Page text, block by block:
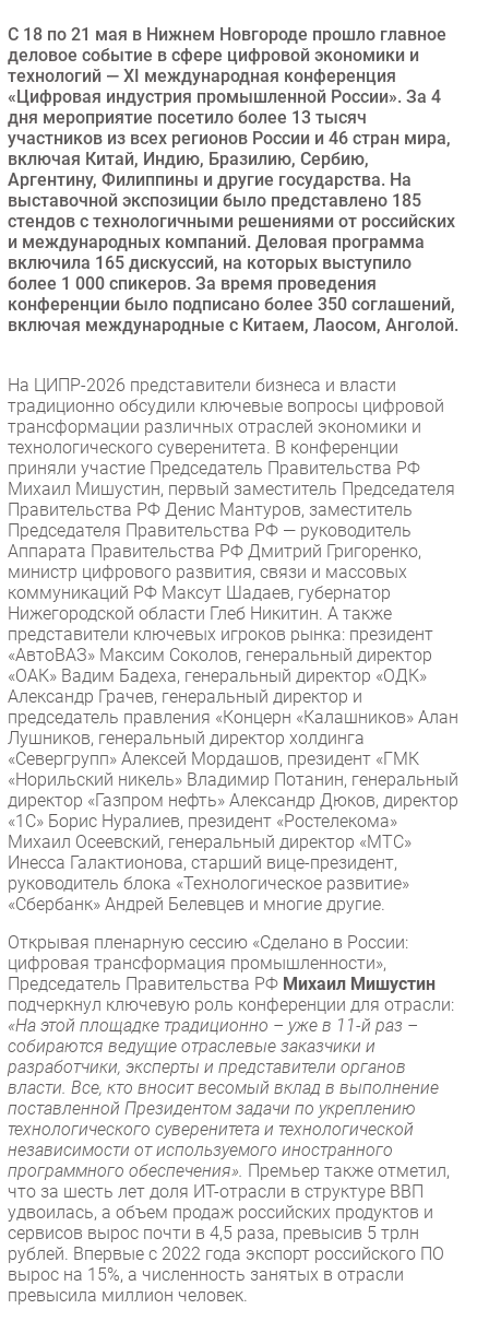
Гаджеты
Здоровье
РАЗДЕЛЫ
Новости
Аналитика
Интервью
Мероприятия
Проекты
IT класс
Каталог компаний
С 18 по 21 мая в Нижнем Новгороде прошло главное
деловое событие в сфере цифровой экономики и
технологий — XI международная конференция
«Цифровая индустрия промышленной России». За 4
дня мероприятие посетило более 13 тысяч
участников из всех регионов России и 46 стран мира,
включая Китай, Индию, Бразилию, Сербию,
Аргентину, Филиппины и другие государства. На
выставочной экспозиции было представлено 185
стендов с технологичными решениями от российских
и международных компаний. Деловая программа
включила 165 дискуссий, на которых выступило
более 1 000 спикеров. За время проведения
конференции было подписано более 350 соглашений,
включая международные с Китаем, Лаосом, Анголой.
На ЦИПР-2026 представители бизнеса и власти
традиционно обсудили ключевые вопросы цифровой
трансформации различных отраслей экономики и
технологического суверенитета. В конференции
приняли участие Председатель Правительства РФ
Михаил Мишустин, первый заместитель Председателя
Правительства РФ Денис Мантуров, заместитель
Председателя Правительства РФ — руководитель
Аппарата Правительства РФ Дмитрий Григоренко,
министр цифрового развития, связи и массовых
коммуникаций РФ Максут Шадаев, губернатор
Нижегородской области Глеб Никитин. А также
представители ключевых игроков рынка: президент
«АвтоВАЗ» Максим Соколов, генеральный директор
«ОАК» Вадим Бадеха, генеральный директор «ОДК»
Александр Грачев, генеральный директор и
председатель правления «Концерн «Калашников» Алан
Лушников, генеральный директор холдинга
«Севергрупп» Алексей Мордашов, президент «ГМК
«Норильский никель» Владимир Потанин, генеральный
директор «Газпром нефть» Александр Дюков, директор
«1С» Борис Нуралиев, президент «Ростелекома»
Михаил Осеевский, генеральный директор «МТС»
Инесса Галактионова, старший вице-президент,
руководитель блока «Технологическое развитие»
«Сбербанк» Андрей Белевцев и многие другие.
Открывая пленарную сессию «Сделано в России:
цифровая трансформация промышленности»,
Председатель Правительства РФ Михаил Мишустин
подчеркнул ключевую роль конференции для отрасли:
«На этой площадке традиционно – уже в 11-й раз –
собираются ведущие отраслевые заказчики и
разработчики, эксперты и представители органов
власти. Все, кто вносит весомый вклад в выполнение
поставленной Президентом задачи по укреплению
технологического суверенитета и технологической
независимости от используемого иностранного
программного обеспечения». Премьер также отметил,
что за шесть лет доля ИТ-отрасли в структуре ВВП
удвоилась, а объем продаж российских продуктов и
сервисов вырос почти в 4,5 раза, превысив 5 трлн
рублей. Впервые с 2022 года экспорт российского ПО
вырос на 15%, а численность занятых в отрасли
превысила миллион человек.